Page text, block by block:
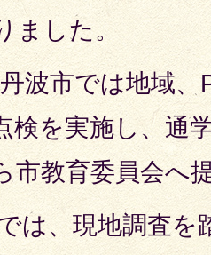
ました。
波市では地域、
検を実施し、通
市教育委員会へ
は、現地調査を